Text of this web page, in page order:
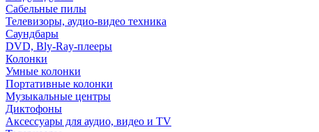
Сабельные пилы
Телевизоры, аудио-видео техника
Саундбары
DVD, Bly-Ray-плееры
Колонки
Умные колонки
Портативные колонки
Музыкальные центры
Диктофоны
Аксессуары для аудио, видео и TV